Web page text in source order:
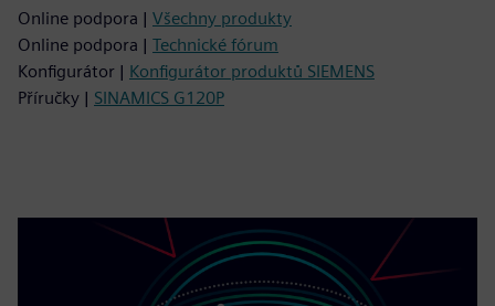
Online podpora | Všechny produkty
Online podpora | Technické fórum
Konfigurátor | Konfigurátor produktů SIEMENS
Příručky | SINAMICS G120P